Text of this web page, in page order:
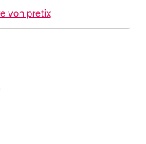
von pretix